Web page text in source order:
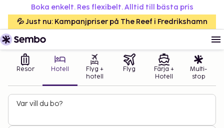
Boka enkelt. Res flexibelt. Alltid till bästa pris
💦 Just nu: Kampanjpriser på The Reef i Fredrikshamn
Resor Hotell
Flyg +
hotell
Flyg
Färja +
Hotell
Multi-
stop
Var vill du bo?